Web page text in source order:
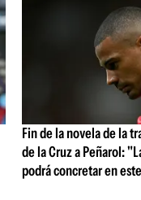
Fin de la novela de la
de la Cruz a Peñarol:
podrá concretar en